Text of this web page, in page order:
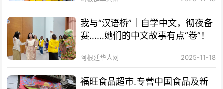
我与“汉语桥”｜自学中文，彻夜备
赛……她们的中文故事有点“卷”！
阿根廷华人网 2025-11-18
福旺食品超市.专营中国食品及新